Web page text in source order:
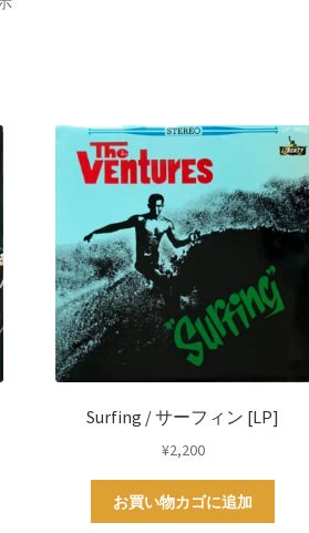
Surfing / サーフィン [LP]
¥2,200
お買い物カゴに追加